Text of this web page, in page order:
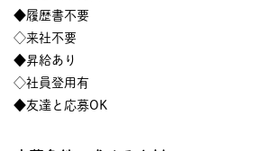
◆履歴書不要
◇来社不要
◆昇給あり
◇社員登用有
◆友達と応募OK